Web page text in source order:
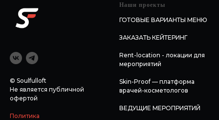
© Soulfulloft
Не является публичной
офертой
Политика
Наши проекты
ГОТОВЫЕ ВАРИАНТЫ МЕНЮ
ЗАКАЗАТЬ КЕЙТЕРИНГ
Rent-location - локации для
мероприятий
Skin-Proof — платформа
врачей-косметологов
ВЕДУЩИЕ МЕРОПРИЯТИЙ